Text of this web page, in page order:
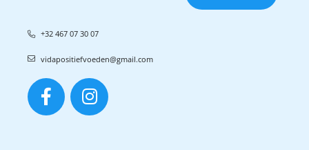
+32 467 07 30 07
vidapositiefvoeden@gmail.com